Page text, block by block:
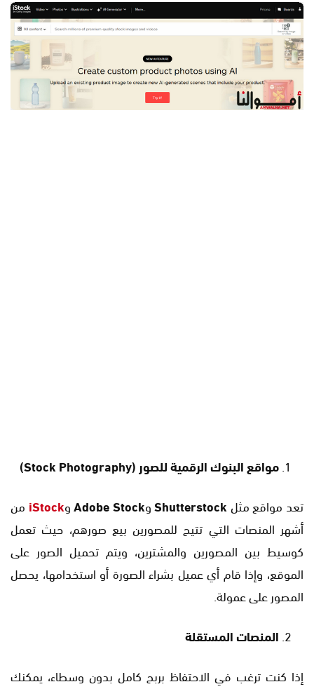
مواقع البنوك الرقمية للصور (Stock Photography)
تعد مواقع مثلShutterstockوAdobe StockوiStock من
أشهر المنصات التي تتيح للمصورين بيع صورهم، حيث تعمل
كوسيط بين المصورين والمشترين، ويتم تحميل الصور على
الموقع، وإذا قام أي عميل بشراء الصورة أو استخدامها، يحصل
المصور على عمولة.
المنصات المستقلة
إذا كنت ترغب في الاحتفاظ بربح كامل بدون وسطاء، يمكنك